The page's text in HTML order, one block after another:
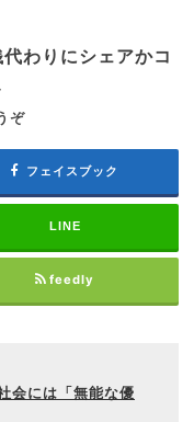
わりにシェアかコ
ぞ
フェイスブック
LINE
feedly
会には「無能な優